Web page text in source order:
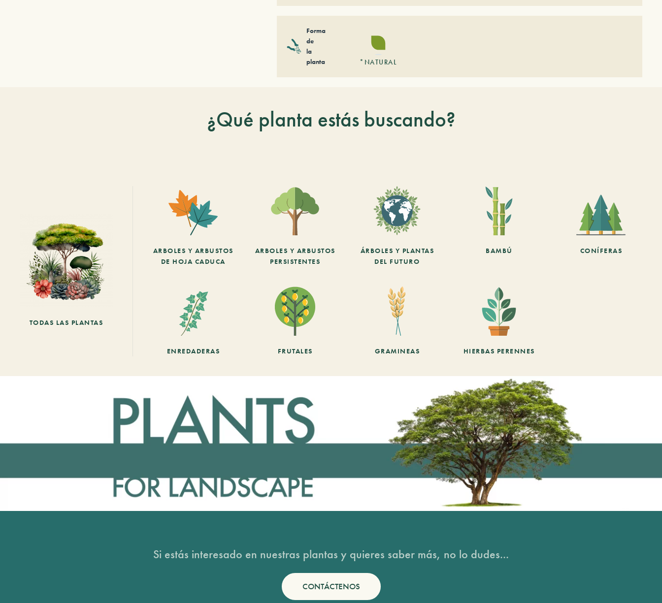
Forma
de
la
planta
*NATURAL
¿Qué planta estás buscando?
TODAS LAS PLANTAS
ARBOLES Y ARBUSTOS
DE HOJA CADUCA
ARBOLES Y ARBUSTOS
PERSISTENTES
ÁRBOLES Y PLANTAS
DEL FUTURO
BAMBÚ CONÍFERAS
ENREDADERAS FRUTALES GRAMINEAS HIERBAS PERENNES
Si estás interesado en nuestras plantas y quieres saber más, no lo dudes...
CONTÁCTENOS